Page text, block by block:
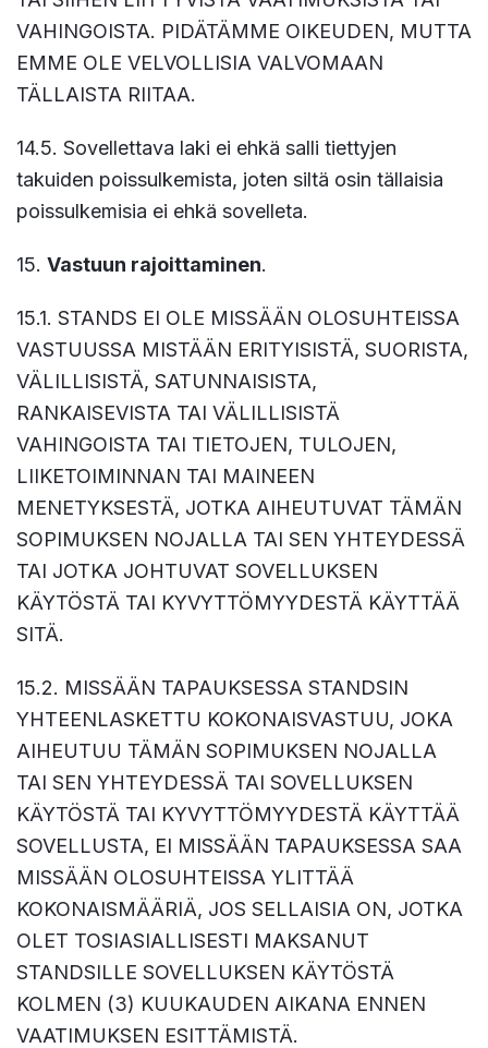
VAHINGOISTA. PIDÄTÄMME OIKEUDEN, MUTTA
EMME OLE VELVOLLISIA VALVOMAAN
TÄLLAISTA RIITAA.
14.5. Sovellettava laki ei ehkä salli tiettyjen
takuiden poissulkemista, joten siltä osin tällaisia
poissulkemisia ei ehkä sovelleta.
15. Vastuun rajoittaminen.
15.1. STANDS EI OLE MISSÄÄN OLOSUHTEISSA
VASTUUSSA MISTÄÄN ERITYISISTÄ, SUORISTA,
VÄLILLISISTÄ, SATUNNAISISTA,
RANKAISEVISTA TAI VÄLILLISISTÄ
VAHINGOISTA TAI TIETOJEN, TULOJEN,
LIIKETOIMINNAN TAI MAINEEN
MENETYKSESTÄ, JOTKA AIHEUTUVAT TÄMÄN
SOPIMUKSEN NOJALLA TAI SEN YHTEYDESSÄ
TAI JOTKA JOHTUVAT SOVELLUKSEN
KÄYTÖSTÄ TAI KYVYTTÖMYYDESTÄ KÄYTTÄÄ
SITÄ.
15.2. MISSÄÄN TAPAUKSESSA STANDSIN
YHTEENLASKETTU KOKONAISVASTUU, JOKA
AIHEUTUU TÄMÄN SOPIMUKSEN NOJALLA
TAI SEN YHTEYDESSÄ TAI SOVELLUKSEN
KÄYTÖSTÄ TAI KYVYTTÖMYYDESTÄ KÄYTTÄÄ
SOVELLUSTA, EI MISSÄÄN TAPAUKSESSA SAA
MISSÄÄN OLOSUHTEISSA YLITTÄÄ
KOKONAISMÄÄRIÄ, JOS SELLAISIA ON, JOTKA
OLET TOSIASIALLISESTI MAKSANUT
STANDSILLE SOVELLUKSEN KÄYTÖSTÄ
KOLMEN (3) KUUKAUDEN AIKANA ENNEN
VAATIMUKSEN ESITTÄMISTÄ.